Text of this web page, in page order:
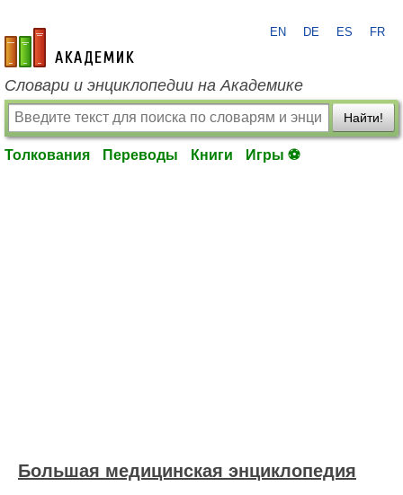
academic.ru
EN DE ES FR
Словари и энциклопедии на Академике
Найти!
Толкования Переводы Книги Игры ⚽
Большая медицинская энциклопедия